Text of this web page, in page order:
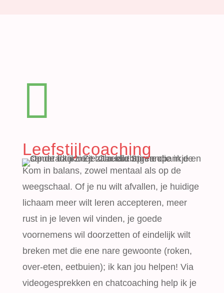

Leefstijlcoaching
Kom in balans, zowel mentaal als op de
weegschaal. Of je nu wilt afvallen, je huidige
lichaam meer wilt leren accepteren, meer
rust in je leven wil vinden, je goede
voornemens wil doorzetten of eindelijk wilt
breken met die ene nare gewoonte (roken,
over-eten, eetbuien); ik kan jou helpen! Via
videogesprekken en chatcoaching help ik je